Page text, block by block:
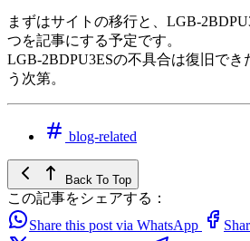
まずはサイトの移行と、LGB-
つを記事にする予定です。
LGB-2BDPU3ESの不具合は復旧で
う次第。
blog-related
Back To Top
この記事をシェアする：
Share this post via WhatsApp